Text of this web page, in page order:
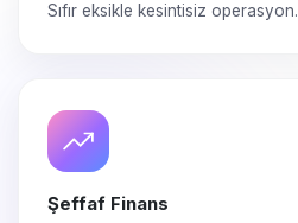
Sıfır eksikle kesintisiz operasyon.
Şeffaf Finans